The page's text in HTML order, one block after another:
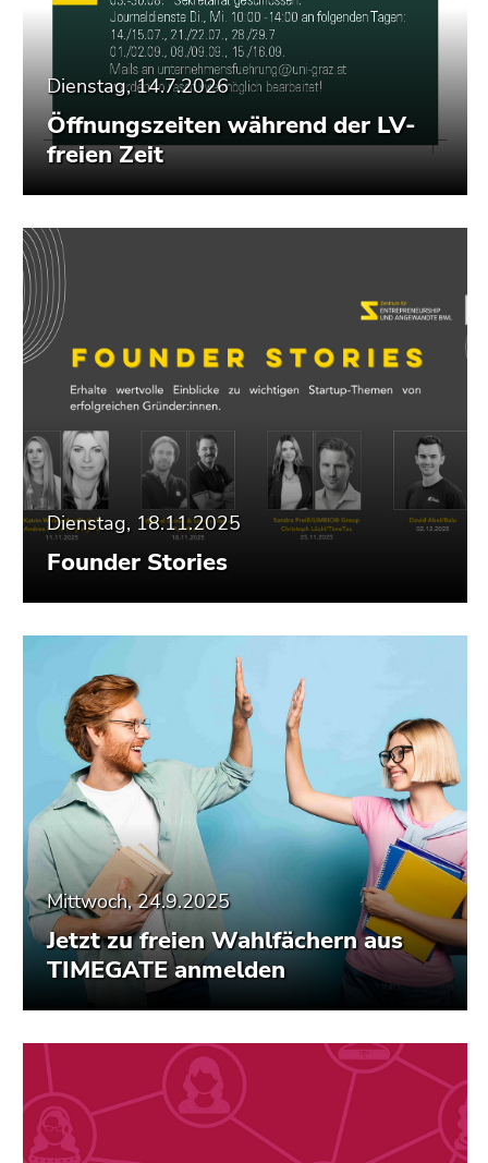
Dienstag, 14.7.2026
Öffnungszeiten während der LV-
freien Zeit
Dienstag, 18.11.2025
Founder Stories
Mittwoch, 24.9.2025
Jetzt zu freien Wahlfächern aus
TIMEGATE anmelden